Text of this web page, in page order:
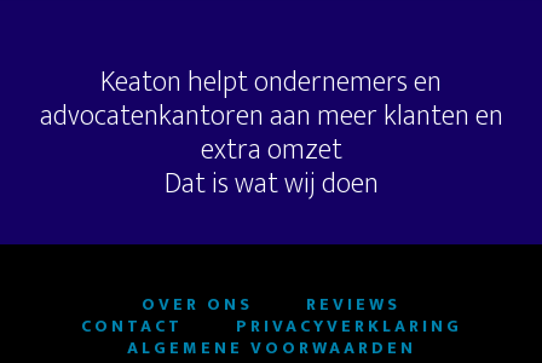
Keaton helpt ondernemers en
advocatenkantoren aan meer klanten en
extra omzet
Dat is wat wij doen
OVER ONS REVIEWS
CONTACT PRIVACYVERKLARING
ALGEMENE VOORWAARDEN